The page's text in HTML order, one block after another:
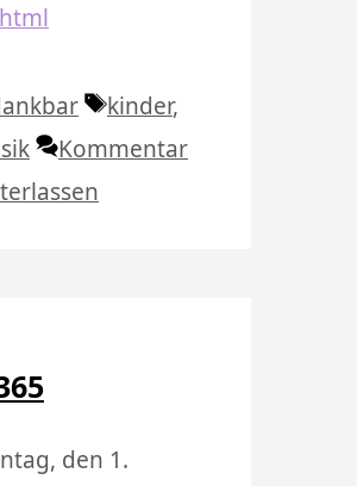
Schlagwörter
kinder,
Kommentar
den 1.